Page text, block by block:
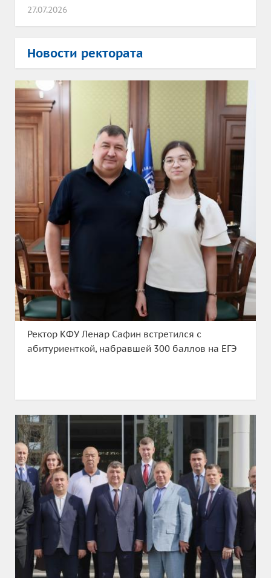
27.07.2026
Новости ректората
Ректор КФУ Ленар Сафин встретился с
абитуриенткой, набравшей 300 баллов на ЕГЭ